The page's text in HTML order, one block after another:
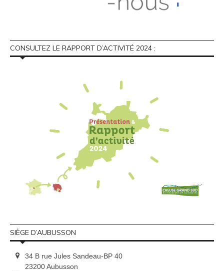
CONSULTEZ LE RAPPORT D’ACTIVITÉ 2024 :
SIÈGE D’AUBUSSON
34 B rue Jules Sandeau-BP 40
23200 Aubusson